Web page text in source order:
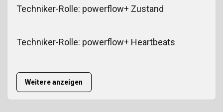
Techniker-Rolle: powerflow+ Zustand
Techniker-Rolle: powerflow+ Heartbeats
Weitere anzeigen